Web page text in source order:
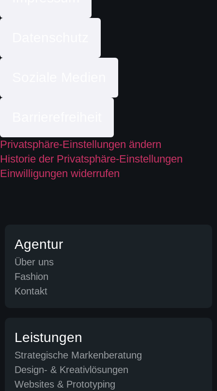
Privatsphäre-Einstellungen ändern
Historie der Privatsphäre-Einstellungen
Einwilligungen widerrufen
Agentur
Über uns
Fashion
Kontakt
Leistungen
Strategische Markenberatung
Design- & Kreativlösungen
Websites & Prototyping